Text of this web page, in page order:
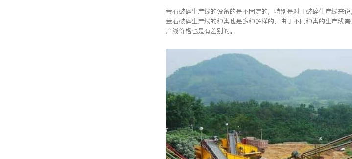
萤石破碎生产线的设备的是不固定的，特别是对于破碎生产线来
萤石破碎生产线的种类也是多种多样的，由于不同种类的生产线
产线价格也是有差别的。